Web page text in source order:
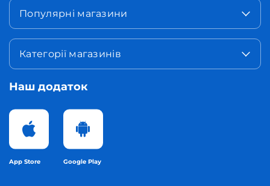
Популярні магазини
Категорії магазинів
Наш додаток
App Store Google Play